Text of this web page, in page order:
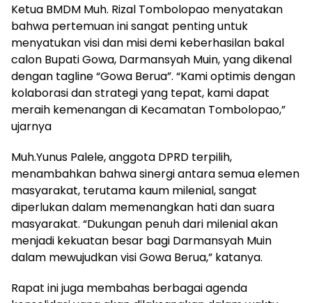
Ketua BMDM Muh. Rizal Tombolopao menyatakan
bahwa pertemuan ini sangat penting untuk
menyatukan visi dan misi demi keberhasilan bakal
calon Bupati Gowa, Darmansyah Muin, yang dikenal
dengan tagline “Gowa Berua”. “Kami optimis dengan
kolaborasi dan strategi yang tepat, kami dapat
meraih kemenangan di Kecamatan Tombolopao,”
ujarnya
Muh.Yunus Palele, anggota DPRD terpilih,
menambahkan bahwa sinergi antara semua elemen
masyarakat, terutama kaum milenial, sangat
diperlukan dalam memenangkan hati dan suara
masyarakat. “Dukungan penuh dari milenial akan
menjadi kekuatan besar bagi Darmansyah Muin
dalam mewujudkan visi Gowa Berua,” katanya.
Rapat ini juga membahas berbagai agenda